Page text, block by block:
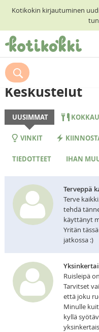
Kotikokin kirjautuminen
ETUSIVU
RESEPTIHAKU
KESKUSTELUT
KOTIKOKIT
Keskustelut
UUSIMMAT
VINKIT
TIEDOTTEET IHAN
Terveppä
Terve
tehdä
käyttänyt
Yritän
jatkossa :)
Ruisleipä
Tarvitset
että joku
Minulle
kyllä